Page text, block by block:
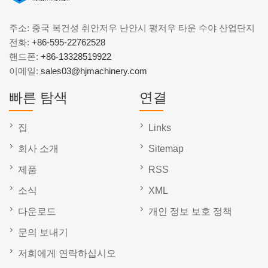
주소: 중국 복건성 취안저우 난안시 펑저우 타운 수야 산업단지
전화: +86-595-22762528
핸드폰: +86-13328519922
이메일: sales03@hjmachinery.com
빠른 탐색
집
회사 소개
제품
소식
다운로드
문의 보내기
저희에게 연락하십시오
연결
Links
Sitemap
RSS
XML
개인 정보 보호 정책